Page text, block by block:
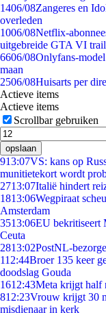
1406/08Zangeres en
overleden
1006/08Netflix-
uitgebreide GTA VI
6606/08Onlyfans-
maan
2506/08Huisarts per
Actieve items
Actieve items
Scrollbar gebruiken
opslaan
913:07VS: kans op
munitietekort wordt
2713:07Italië hindert
1813:06Wegpiraat
Amsterdam
3513:06EU bekritiseert
Ceuta
2813:02PostNL-
112:44Broer 135 keer
doodslag Gouda
1612:43Meta krijgt half
812:23Vrouw krijgt 30
misdienaar in kerk